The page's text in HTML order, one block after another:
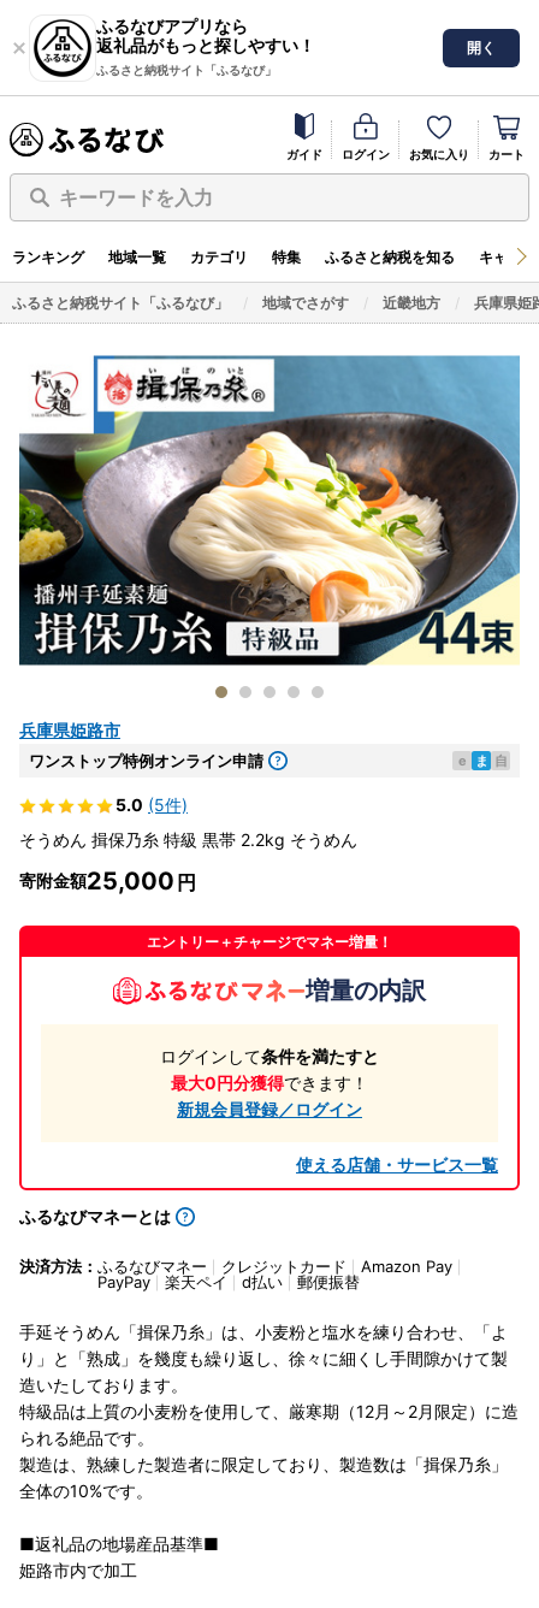
ふるなびアプリなら
返礼品がもっと探しやすい！
ふるさと納税サイト「ふるなび」
開く
ガイド ログイン お気に入り カート
キーワードを入力
ランキング 地域一覧 カテゴリ 特集 ふるさと納税を知る キャン
ふるさと納税サイト「ふるなび」 地域でさがす 近畿地方 兵庫県姫
兵庫県姫路市
ワンストップ特例オンライン申請 e ま 自
5.0 (5件)
そうめん 揖保乃糸 特級 黒帯 2.2kg そうめん
寄附金額25,000
エントリー＋チャージでマネー増量！
増量の内訳
ログインして条件を満たすと
最大0円分獲得できます！
新規会員登録／ログイン
使える店舗・サービス一覧
ふるなびマネーとは
決済方法： ふるなびマネー クレジットカード
Amazon Pay
PayPay
楽天ペイ d払い 郵便振替
手延そうめん「揖保乃糸」は、小麦粉と塩水を練り合わせ、「よ
り」と「熟成」を幾度も繰り返し、徐々に細くし手間隙かけて製
造いたしております。
特級品は上質の小麦粉を使用して、厳寒期（12月～2月限定）に造
られる絶品です。
製造は、熟練した製造者に限定しており、製造数は「揖保乃糸」
全体の10%です。
■返礼品の地場産品基準■
姫路市内で加工